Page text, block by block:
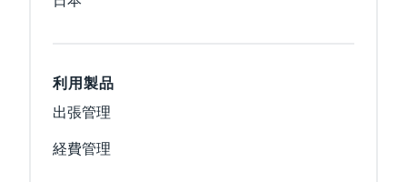
利用製品
出張管理
経費管理